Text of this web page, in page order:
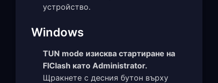
устройство.
Windows
TUN mode изисква стартиране на
FlClash като Administrator.
Щракнете с десния бутон върху